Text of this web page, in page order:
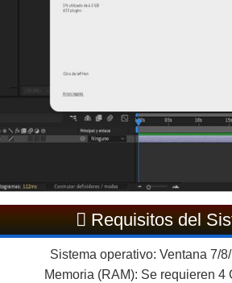
Requisitos del
Sistema operativo: Ventana 7/
Memoria (RAM): Se requieren 4